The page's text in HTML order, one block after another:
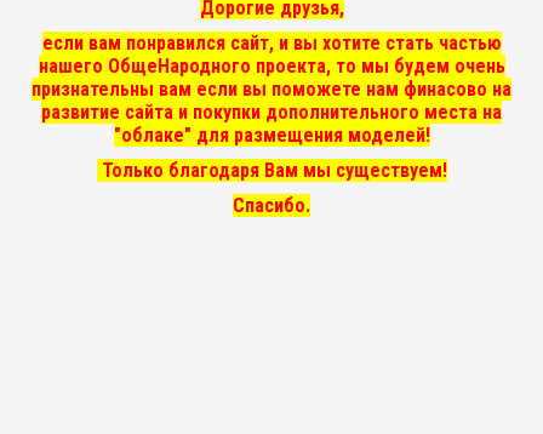
Дорогие друзья,
если вам понравился сайт, и вы хотите стать частью
нашего ОбщеНародного проекта, то мы будем очень
признательны вам если вы поможете нам финасово на
развитие сайта и покупки дополнительного места на
"облаке" для размещения моделей!
Только благодаря Вам мы существуем!
Спасибо.